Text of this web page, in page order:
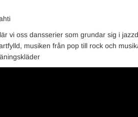
vi oss dansserier som grundar sig i
musiken från pop till rock och